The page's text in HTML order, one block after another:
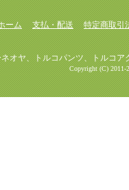
ーム 支払・配送 特定商取引
、トルコパンツ、トルコアク
Copyright (C) 2011-